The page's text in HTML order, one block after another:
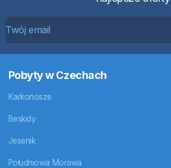
Pobyty w Czechach
Karkonosze
Beskidy
Jesenik
Południowa Morawa